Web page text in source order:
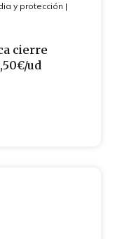
y protección |
cierre
ud